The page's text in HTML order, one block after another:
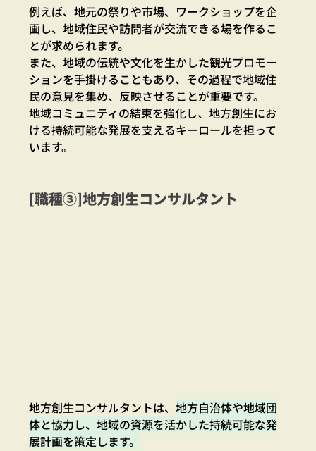
例えば、地元の祭りや市場、ワークショップを企
画し、地域住民や訪問者が交流できる場を作るこ
とが求められます。
また、地域の伝統や文化を生かした観光プロモー
ションを手掛けることもあり、その過程で地域住
民の意見を集め、反映させることが重要です。
地域コミュニティの結束を強化し、地方創生にお
ける持続可能な発展を支えるキーロールを担って
います。
[職種③]地方創生コンサルタント
地方創生コンサルタントは、地方自治体や地域団
体と協力し、地域の資源を活かした持続可能な発
展計画を策定します。